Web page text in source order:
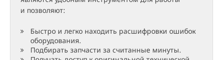
и позволяют:
Быстро и легко находить расшифровки ошибок
оборудования.
Подбирать запчасти за считанные минуты.